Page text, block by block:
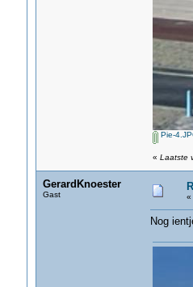
Pie-
« Laatste
GerardKnoester
Gast «
Nog